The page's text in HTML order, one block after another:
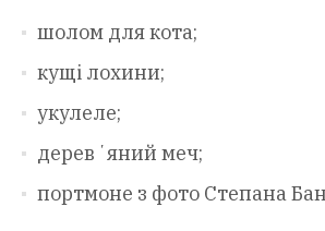
шолом для кота;
кущі лохини;
укулеле;
деревʼяний меч;
портмоне з фото Степана